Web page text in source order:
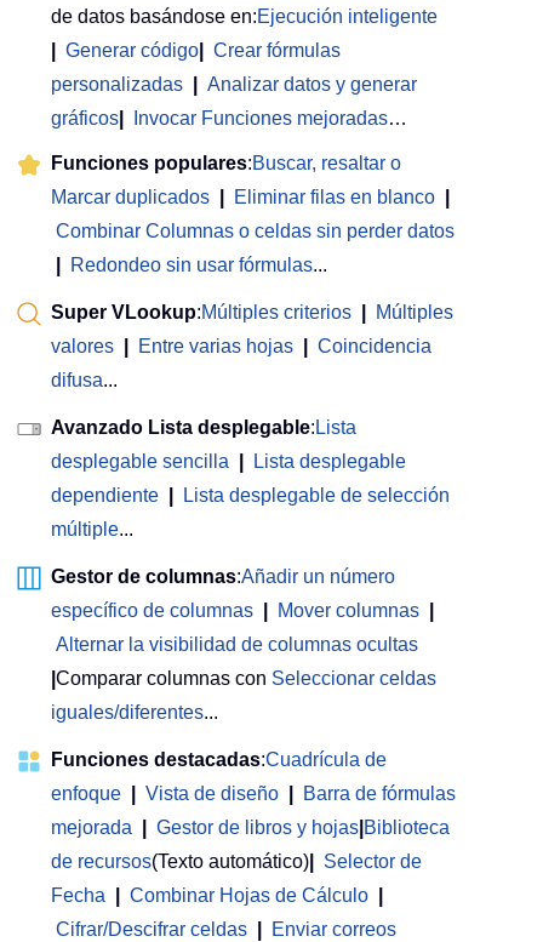
de datos basándose en:Ejecución inteligente
Generar código
Crear fórmulas
personalizadas
Analizar datos y generar
gráficos
Invocar Funciones mejoradas…
Funciones populares:Buscar, resaltar o
Marcar duplicados
Eliminar filas en blanco
Combinar Columnas o celdas sin perder datos
Redondeo sin usar fórmulas...
Super VLookup:Múltiples criterios
Múltiples
valores
Entre varias hojas
Coincidencia
difusa...
Avanzado Lista desplegable: Lista
desplegable sencilla
Lista desplegable
dependiente
Lista desplegable de selección
múltiple...
Gestor de columnas:Añadir un número
específico de columnas
Mover columnas
Alternar la visibilidad de columnas ocultas
Comparar columnas con Seleccionar celdas
iguales/diferentes...
Funciones destacadas:Cuadrícula de
enfoque
Vista de diseño
Barra de fórmulas
mejorada
Gestor de libros y hojas Biblioteca
de recursos(Texto automático)
Selector de
Fecha
Combinar Hojas de Cálculo
Cifrar/Descifrar celdas
Enviar correos